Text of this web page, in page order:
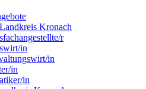
Kronach
r
in
in
in
in